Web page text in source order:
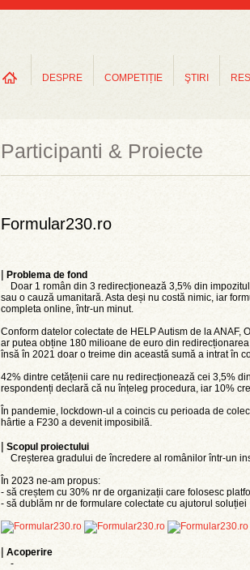
DESPRE COMPETIȚIE ŞTIRI
Participanti & Proiecte
Formular230.ro
| Problema de fond
Doar 1 român din 3 redirecționează 3,5% din
sau o cauză umanitară. Asta deși nu costă nimic, iar
completa online, într-un minut.
Conform datelor colectate de HELP Autism de la ANAF,
ar putea obține 180 milioane de euro din
însă în 2021 doar o treime din această sumă a intrat în
42% dintre cetățenii care nu redirecționează cei 3,5%
respondenți declară că nu înțeleg procedura, iar 10%
În pandemie, lockdown-ul a coincis cu perioada de
hârtie a F230 a devenit imposibilă.
| Scopul proiectului
Creșterea gradului de încredere al românilor într-un
În 2023 ne-am propus:
- să creștem cu 30% nr de organizații care folosesc
- să dublăm nr de formulare colectate cu ajutorul soluției
| Acoperire
-